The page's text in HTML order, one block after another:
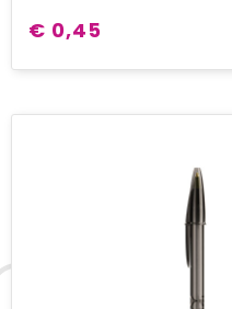
€ 0,45